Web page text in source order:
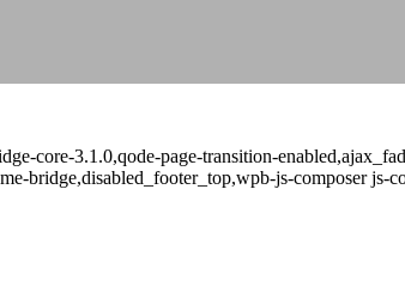
core-3.1.0,qode-page-transition-
bridge,disabled_footer_top,wpb-js-composer js-